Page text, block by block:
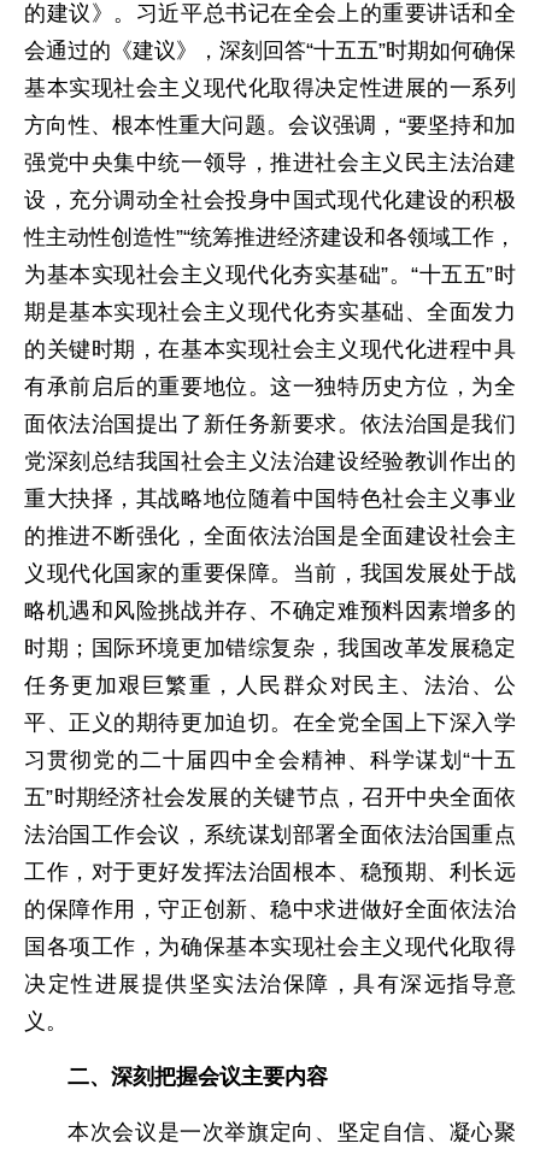
的建议》。习近平总书记在全会上的重要讲话和全
会通过的《建议》，深刻回答“十五五”时期如何确保
基本实现社会主义现代化取得决定性进展的一系列
方向性、根本性重大问题。会议强调，“要坚持和加
强党中央集中统一领导，推进社会主义民主法治建
设，充分调动全社会投身中国式现代化建设的积极
性主动性创造性”“统筹推进经济建设和各领域工作，
为基本实现社会主义现代化夯实基础”。“十五五”时
期是基本实现社会主义现代化夯实基础、全面发力
的关键时期，在基本实现社会主义现代化进程中具
有承前启后的重要地位。这一独特历史方位，为全
面依法治国提出了新任务新要求。依法治国是我们
党深刻总结我国社会主义法治建设经验教训作出的
重大抉择，其战略地位随着中国特色社会主义事业
的推进不断强化，全面依法治国是全面建设社会主
义现代化国家的重要保障。当前，我国发展处于战
略机遇和风险挑战并存、不确定难预料因素增多的
时期；国际环境更加错综复杂，我国改革发展稳定
任务更加艰巨繁重，人民群众对民主、法治、公
平、正义的期待更加迫切。在全党全国上下深入学
习贯彻党的二十届四中全会精神、科学谋划“十五
五”时期经济社会发展的关键节点，召开中央全面依
法治国工作会议，系统谋划部署全面依法治国重点
工作，对于更好发挥法治固根本、稳预期、利长远
的保障作用，守正创新、稳中求进做好全面依法治
国各项工作，为确保基本实现社会主义现代化取得
决定性进展提供坚实法治保障，具有深远指导意
义。
二、深刻把握会议主要内容
本次会议是一次举旗定向、坚定自信、凝心聚